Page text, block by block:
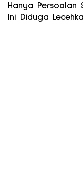
Hanya Persoalan
Ini Diduga